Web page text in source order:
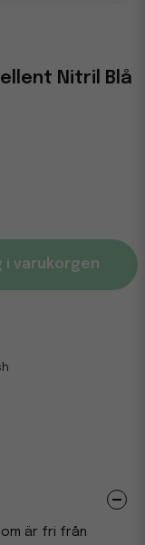
Nitril Blå
i varukorgen
är fri från